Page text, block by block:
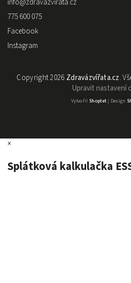
info@zdravazvirata.cz
775 600 075
Facebook
Instagram
Copyright 2026 Zdravázvířata.cz.
Upravit nastavení
Vytvořil Shoptet| Design
×
Splátková kalkulačka